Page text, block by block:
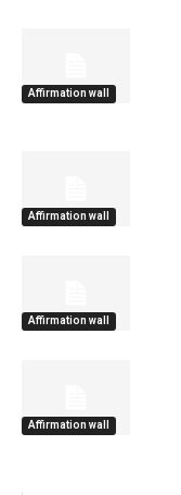
Affirmation wall
Affirmation wall
Affirmation wall
Affirmation wall